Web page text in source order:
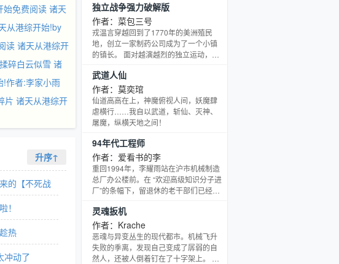
始免费阅读 诸天
从港综开始!by
读 诸天从港综开
碎白云似雪 诸
!作者:李家小雨
片 诸天从港综开
升序↑
的【不死战
！
热
冲动了
一鸣都碰上了。 重生一八年。 从截获四
十万彩票奖金开始，利用对未来的先
知，囤货CSGO饰品。 这一年崭新迈阿
密才一万五，这一年纪念品龙狙才十多
万，这一年蝴蝶刀还没涨价... 获得兼职
成长礼包。 一号副职从选定CSGO主播
开
独立战争强力破解版
作者：菜包三号
戎温言穿越回到了1770年的美洲殖民
地，创立一家制药公司成为了一个小镇
的镇长。 面对越演越烈的独立运动，他
英国人的帮凶。 【历史+种田+轻度魔幻
+后宫】读者群424245260
武道人仙
作者：莫奕琯
仙道高高在上，神魔俯视人间，妖魔肆
虐横行……我自以武道，斩仙、灭神、
屠魔，纵横天地之间！
94年代工程师
作者：爱看书的李
重回1994年，李耀雨站在沪市机械制造
总厂办公楼前。在 “欢迎高级知识分子进
厂”的条幅下，留退休的老干部们已经开
很多职工家属也来凑热闹，这可是挑选
女婿的好机会。在这批新职工中，气质
斐然的李耀雨成了大姨大妈们的重点关
注目标。 此刻，他脑海中浮现出系统面
板：主线任务：1、入职：成功入职沪市
灵魂扳机
作者：Krache
恶魂与异变丛生的现代都市。机械飞升
失败的季离，发现自己变成了孱弱的自
然人，还被人倒着钉在了十字架上。 但